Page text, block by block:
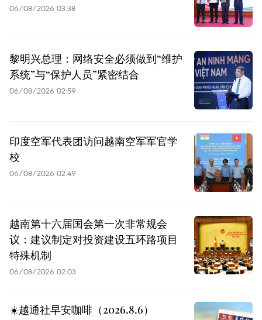
06/08/2026 03:38
黎明兴总理：网络安全必须做到“维护
系统”与“保护人员”紧密结合
06/08/2026 02:59
印度空军代表团访问越南空军军官学
校
06/08/2026 02:49
越南第十六届国会第一次非常规会
议：建议制定对投资建设五环路项目
特殊机制
06/08/2026 02:03
☀️越通社早安咖啡（2026.8.6）